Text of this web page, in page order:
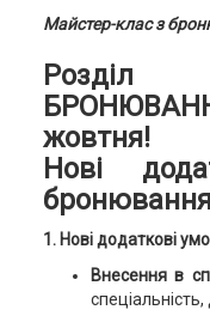
Майстер-клас з
жовтня!
Нові
бронювання
1. Нові додаткові
Внесення в